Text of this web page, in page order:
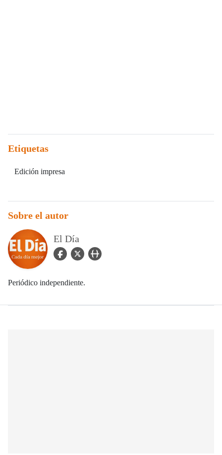
Etiquetas
Edición impresa
Sobre el autor
El Día
facebook Icon
twitter Iconuser_url Icon
Periódico independiente.